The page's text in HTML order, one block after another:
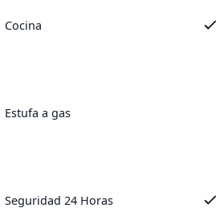
Cocina
Estufa a gas
Seguridad 24 Horas